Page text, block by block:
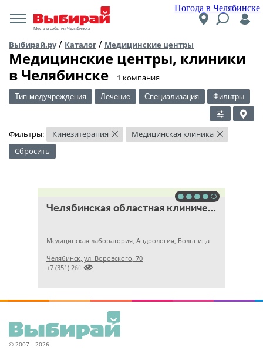
Погода в Челябинске
Места и события Челябинска
Выбирай.ру/ Каталог / Медицинские центры
Медицинские центры, клиники
в Челябинске
​1 компания
Тип медучреждения Лечение Специализация Фильтры
Фильтры: Кинезитерапия × Медицинская клиника ×
Сбросить
Челябинская областная клиническая больница
Медицинская лаборатория, Андрология, Больница
Челябинск, ул. Воровского, 70

+7 (351) 2609824
© 2007—2026